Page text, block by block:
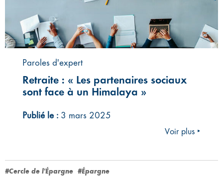
Paroles d'expert
Retraite : « Les partenaires sociaux
sont face à un Himalaya »
Publié le : 3 mars 2025
Voir plus ‣
#Cercle de l'Épargne #Épargne